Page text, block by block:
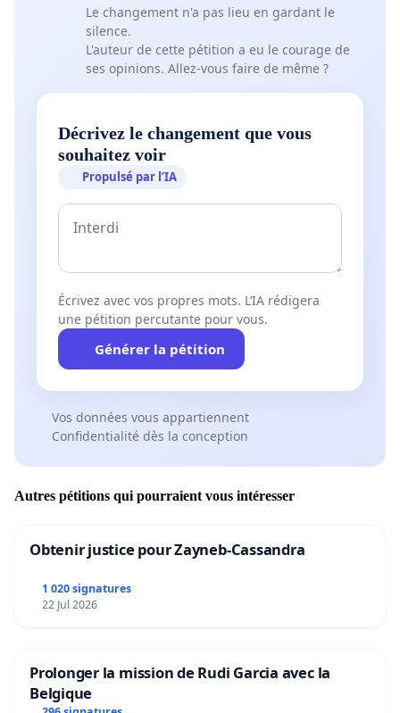
Le changement n'a pas lieu en gardant le
silence.
L'auteur de cette pétition a eu le courage de
ses opinions. Allez-vous faire de même ?
Décrivez le changement que vous
souhaitez voir
Propulsé par l’IA
Écrivez avec vos propres mots. L’IA rédigera
une pétition percutante pour vous.
Générer la pétition
Vos données vous appartiennent
Confidentialité dès la conception
Autres pétitions qui pourraient vous intéresser
Obtenir justice pour Zayneb-Cassandra
1 020 signatures
22 Jul 2026
Prolonger la mission de Rudi Garcia avec la
Belgique